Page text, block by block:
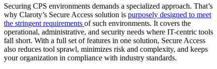
Securing CPS environments demands a specialized approach. That’s
why Claroty’s Secure Access solution is purposely designed to meet
the stringent requirements of such environments. It covers the
operational, administrative, and security needs where IT-centric tools
fall short. With a full set of features in one solution, Secure Access
also reduces tool sprawl, minimizes risk and complexity, and keeps
your organization in compliance with industry standards.